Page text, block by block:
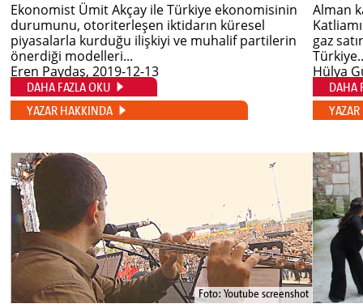
Ekonomist Ümit Akçay ile Türkiye ekonomisinin
durumunu, otoriterleşen iktidarın küresel
piyasalarla kurduğu ilişkiyi ve muhalif partilerin
önerdiği modelleri...
Eren Paydaş, 2019-12-13
DAHA FAZLA OKU
YAZAR HAKKINDA
Alman
gaz
Hülya
DAHA
Foto: Youtube screenshot